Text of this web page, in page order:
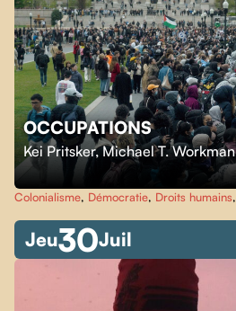
OCCUPATIONS
Kei Pritsker,Michael T. Workman
Colonialisme, Démocratie, Droits humains,
Jeu30Juil